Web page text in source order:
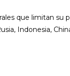
que limitan su
Indonesia,